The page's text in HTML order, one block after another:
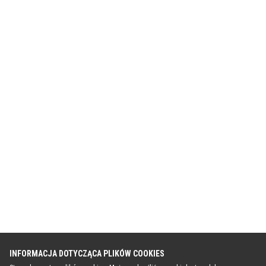
INFORMACJA DOTYCZĄCA PLIKÓW COOKIES